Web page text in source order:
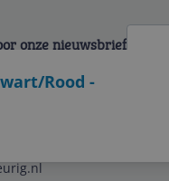
Rood -
onze nieuwsbrief